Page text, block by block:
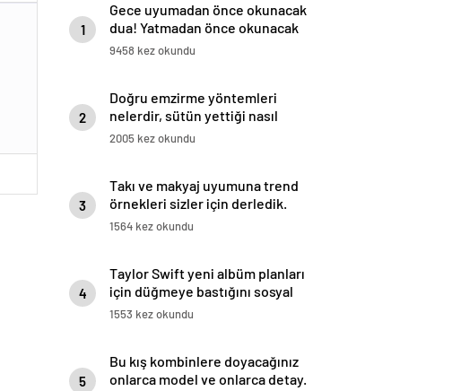
1
Gece uyumadan önce okunacak
dua! Yatmadan önce okunacak
dualar! Uyumak için hangi dua?
9458 kez okundu
2
Doğru emzirme yöntemleri
nelerdir, sütün yettiği nasıl
anlaşılır?
2005 kez okundu
3
Takı ve makyaj uyumuna trend
örnekleri sizler için derledik.
1564 kez okundu
4
Taylor Swift yeni albüm planları
için düğmeye bastığını sosyal
medyadan duyurdu!
1553 kez okundu
5
Bu kış kombinlere doyacağınız
onlarca model ve onlarca detay.